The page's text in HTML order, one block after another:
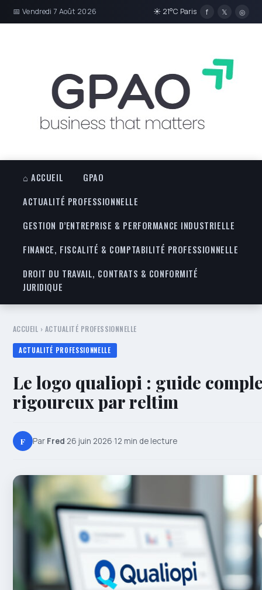
📅 Vendredi 7 Août 2026 ☀ 21°C Paris f 𝕏 ◎
⌂ ACCUEIL
GPAO
ACTUALITÉ PROFESSIONNELLE
GESTION D’ENTREPRISE & PERFORMANCE INDUSTRIELLE
FINANCE, FISCALITÉ & COMPTABILITÉ PROFESSIONNELLE
DROIT DU TRAVAIL, CONTRATS & CONFORMITÉ
JURIDIQUE
ACCUEIL › ACTUALITÉ PROFESSIONNELLE
ACTUALITÉ PROFESSIONNELLE
Le logo qualiopi : guide
rigoureux par reltim
F Par Fred·26 juin 2026·12 min de lecture